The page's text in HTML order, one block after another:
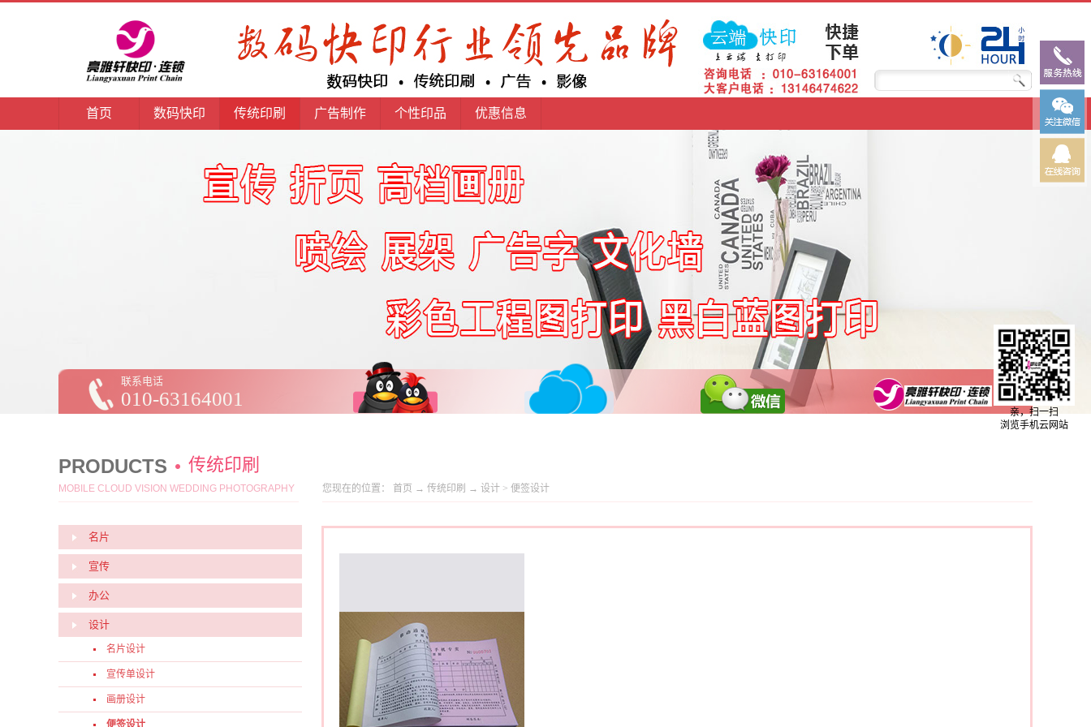
首页 数码快印 传统印刷 广告制作 个性印品 优惠信息
010-63164001
联系电话
传统印刷
PRODUCTS
MOBILE CLOUD VISION WEDDING PHOTOGRAPHY
名片
宣传
办公
设计
名片设计
宣传单设计
画册设计
便签设计
您现在的位置： 首页 → 传统印刷 → 设计 > 便签设计
亲，扫一扫
浏览手机云网站